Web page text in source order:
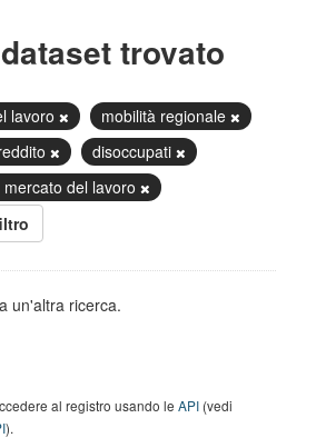
trovato
lavoro
mobilità regionale
disoccupati
del lavoro
un'altra ricerca.
al registro usando le API (vedi
).